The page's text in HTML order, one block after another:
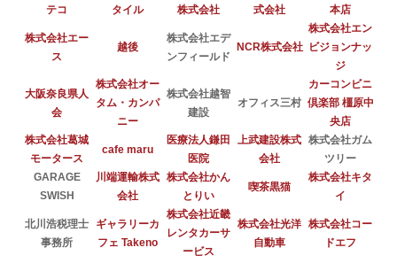
テコ
タイル
株式会社
式会社
本店
株式会社エー
ス
越後
株式会社エデ
ンフィールド
NCR株式会社
株式会社エン
ビジョンナッ
ジ
大阪奈良県人
会
株式会社オー
タム・カンパ
ニー
株式会社越智
建設
オフィス三村
カーコンビニ
倶楽部 橿原中
央店
株式会社葛城
モータース
cafe maru
医療法人鎌田
医院
上武建設株式
会社
株式会社ガム
ツリー
GARAGE
SWISH
川端運輸株式
会社
株式会社かん
とりい
喫茶黒猫
株式会社キタ
イ
北川浩税理士
事務所
ギャラリーカ
フェ Takeno
株式会社近畿
レンタカーサ
ービス
株式会社光洋
自動車
株式会社コー
ドエフ